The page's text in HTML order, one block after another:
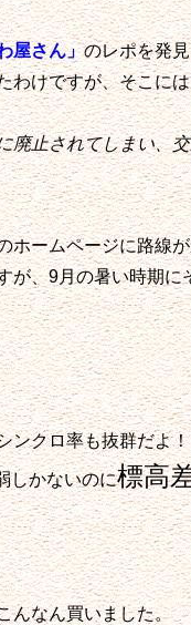
屋さん」のレポを発
わけですが、そこに
廃止されてしまい、
ホームページに路線
が、9月の暑い時期
ンクロ率も抜群だよ
しかないのに標高
んなん買いました。